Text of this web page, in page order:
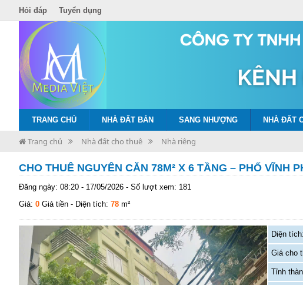
Hỏi đáp Tuyển dụng
TRANG CHỦ NHÀ ĐẤT BÁN SANG NHƯỢNG NHÀ ĐẤT
Trang chủ Nhà đất cho thuê Nhà riêng
CHO THUÊ NGUYÊN CĂN 78M² X 6 TẦNG – PHỐ VĨNH
Đăng ngày: 08:20 - 17/05/2026 - Số lượt xem: 181
Giá: 0 Giá tiền - Diện tích: 78 m²
Diện tích:
Giá cho
Tỉnh